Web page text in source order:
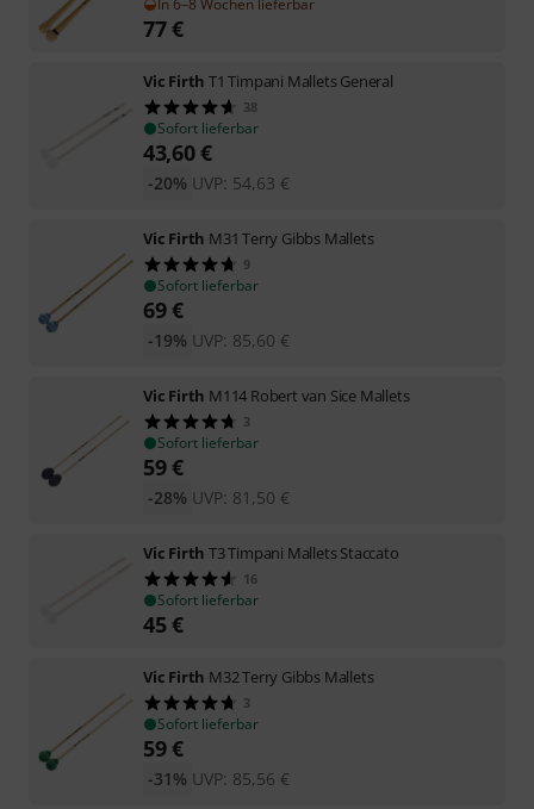
77€
Vic Firth T1 Timpani Mallets General
38
Sofort lieferbar
43,60€
UVP: 54,63 €
-20%
Vic Firth M31 Terry Gibbs Mallets
9
Sofort lieferbar
69€
UVP: 85,60 €
-19%
Vic Firth M114 Robert van Sice Mallets
3
Sofort lieferbar
59€
UVP: 81,50 €
-28%
Vic Firth T3 Timpani Mallets Staccato
16
Sofort lieferbar
45€
Vic Firth M32 Terry Gibbs Mallets
3
Sofort lieferbar
59€
UVP: 85,56 €
-31%